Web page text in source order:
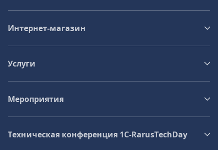
Интернет-магазин
Услуги
Мероприятия
Техническая конференция 1C‑RarusTechDay